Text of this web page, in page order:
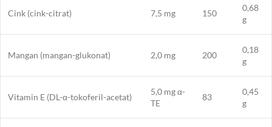
Cink (cink-citrat) 7,5 mg 150
0,68
g
Mangan (mangan-glukonat) 2,0 mg 200
0,18
g
Vitamin E (DL-α-tokoferil-acetat)
5,0 mg α-
TE
83
0,45
g